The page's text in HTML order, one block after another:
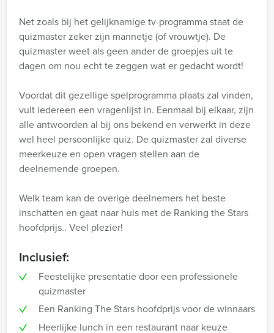
Net zoals bij het gelijknamige tv-programma staat de
quizmaster zeker zijn mannetje (of vrouwtje). De
quizmaster weet als geen ander de groepjes uit te
dagen om nou echt te zeggen wat er gedacht wordt!
Voordat dit gezellige spelprogramma plaats zal vinden,
vult iedereen een vragenlijst in. Eenmaal bij elkaar, zijn
alle antwoorden al bij ons bekend en verwerkt in deze
wel heel persoonlijke quiz. De quizmaster zal diverse
meerkeuze en open vragen stellen aan de
deelnemende groepen.
Welk team kan de overige deelnemers het beste
inschatten en gaat naar huis met de Ranking the Stars
hoofdprijs.. Veel plezier!
Inclusief:
Feestelijke presentatie door een professionele
quizmaster
Een Ranking The Stars hoofdprijs voor de winnaars
Heerlijke lunch in een restaurant naar keuze